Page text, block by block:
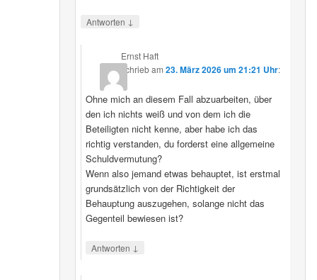
Antworten ↓
Ernst Haft
schriebam23. März 2026 um 21:21 Uhr:
Ohne mich an diesem Fall abzuarbeiten, über
den ich nichts weiß und von dem ich die
Beteiligten nicht kenne, aber habe ich das
richtig verstanden, du forderst eine allgemeine
Schuldvermutung?
Wenn also jemand etwas behauptet, ist erstmal
grundsätzlich von der Richtigkeit der
Behauptung auszugehen, solange nicht das
Gegenteil bewiesen ist?
Antworten ↓